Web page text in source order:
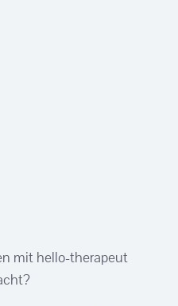
mit hello-therapeut